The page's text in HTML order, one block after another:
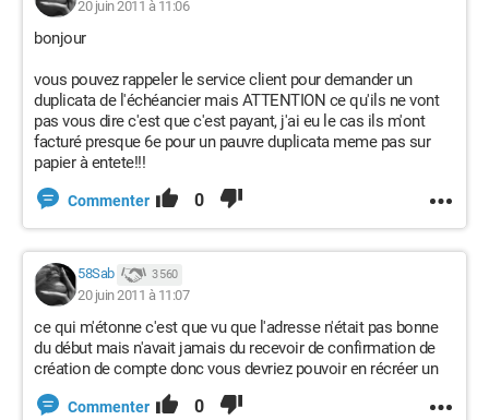
20 juin 2011 à 11:06
bonjour
vous pouvez rappeler le service client pour demander un
duplicata de l'échéancier mais ATTENTION ce qu'ils ne vont
pas vous dire c'est que c'est payant, j'ai eu le cas ils m'ont
facturé presque 6e pour un pauvre duplicata meme pas sur
papier à entete!!!
Commenter 0
58Sab 3 560
20 juin 2011 à 11:07
ce qui m'étonne c'est que vu que l'adresse n'était pas bonne
du début mais n'avait jamais du recevoir de confirmation de
création de compte donc vous devriez pouvoir en récréer un
Commenter 0